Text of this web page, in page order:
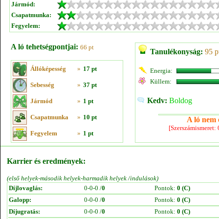
Jármód:
Csapatmunka:
Fegyelem:
A ló tehetségpontjai: 66 pt
Állóképesség » 17 pt
Sebesség » 37 pt
Jármód » 1 pt
Csapatmunka » 10 pt
Fegyelem » 1 pt
Tanulékonyság: 95
Energia:
Küllem:
Kedv: Boldog
A ló nem
Karrier és eredmények:
(első helyek-második helyek-harmadik helyek /indulások)
Díjlovaglás:
0-0-0 /0 Pontok: 0 (C)
Galopp:
0-0-0 /0 Pontok: 0 (C)
Díjugratás:
0-0-0 /0 Pontok: 0 (C)